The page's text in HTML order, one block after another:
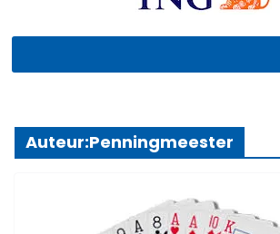
Auteur:Penningmeester